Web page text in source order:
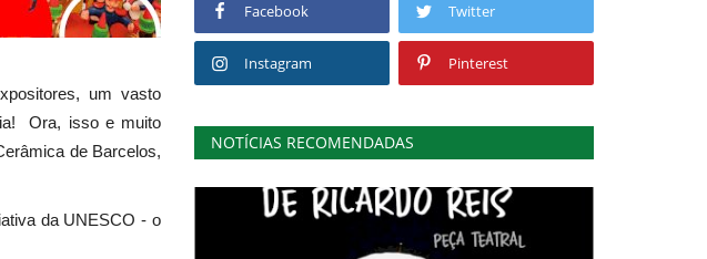
um vasto
Ora, isso e muito
de Barcelos,
da UNESCO - o
Facebook Twitter
Instagram Pinterest
NOTÍCIAS RECOMENDADAS